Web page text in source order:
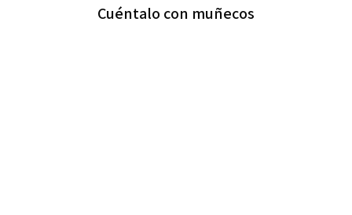
Cuéntalo con muñecos